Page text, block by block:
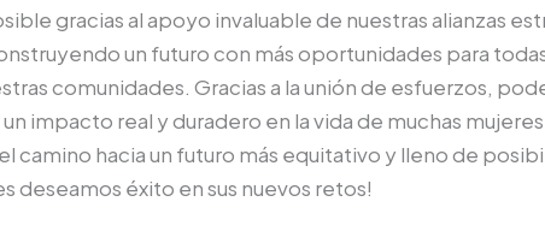
gracias al apoyo invaluable de nuestras alianzas
un futuro con más oportunidades para
comunidades. Gracias a la unión de esfuerzos,
impacto real y duradero en la vida de muchas
camino hacia un futuro más equitativo y lleno de
deseamos éxito en sus nuevos retos!